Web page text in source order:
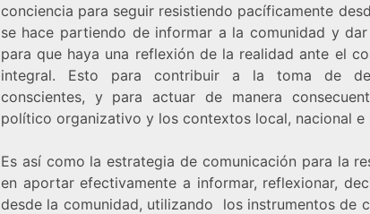
conciencia para seguir resistiendo pacíficamente
se hace partiendo de informar a la comunidad y
para que haya una reflexión de la realidad ante el
integral. Esto para contribuir a la toma de
conscientes, y para actuar de manera
político organizativo y los contextos local, nacional e
Es así como la estrategia de comunicación para la
en aportar efectivamente a informar, reflexionar,
desde la comunidad, utilizando los instrumentos de